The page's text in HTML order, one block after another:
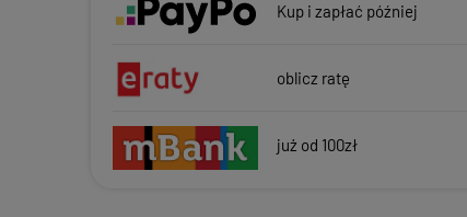
Kup i zapłać później
oblicz ratę
już od 100zł